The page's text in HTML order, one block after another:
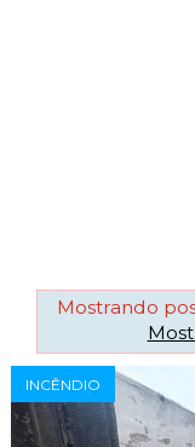
Mostrando
INCÊNDIO